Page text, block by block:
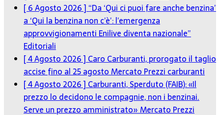
[ 6 Agosto 2026 ] “Da ‘Qui ci puoi fare anche benzina’
a ‘Qui la benzina non c’è’: l’emergenza
approvvigionamenti Enilive diventa nazionale”
Editoriali
[ 4 Agosto 2026 ] Caro Carburanti, prorogato il taglio
accise fino al 25 agostoMercato Prezzi carburanti
[ 4 Agosto 2026 ] Carburanti, Sperduto (FAIB): «Il
prezzo lo decidono le compagnie, non i benzinai.
Serve un prezzo amministrato»Mercato Prezzi